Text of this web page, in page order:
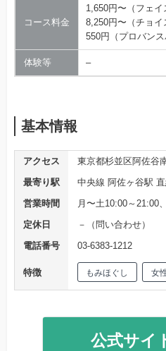
コース料金
1,650円〜（フェイ
8,250円〜（チョイ
550円（プロバンス
体験等 –
基本情報
アクセス
東京都杉並区阿佐谷
最寄り駅
中央線 阿佐ヶ谷駅
営業時間
月〜土10:00～21:00
定休日
－（問い合わせ）
電話番号
03-6383-1212
特徴 もみほぐし 女
公式サイ